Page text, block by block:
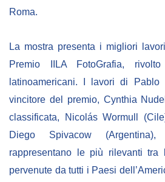
EUROsociAL
EUROFRONT
COPOLAD III
AL-INVEST Verde
MEDIA
Foto
Roma.
La mostra presenta i migliori
Premio IILA FotoGrafia,
latinoamericani. I lavori di Pablo
vincitore del premio, Cynthia
classificata, Nicolás Wormull
Diego Spivacow (Argentina),
rappresentano le più rilevanti tra
pervenute da tutti i Paesi